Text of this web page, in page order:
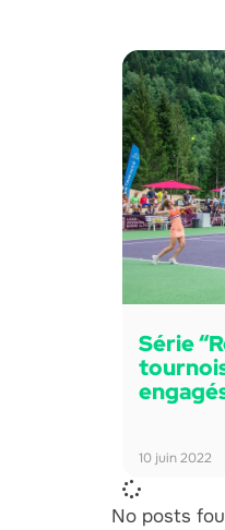
Série
10 juin 2022
No posts